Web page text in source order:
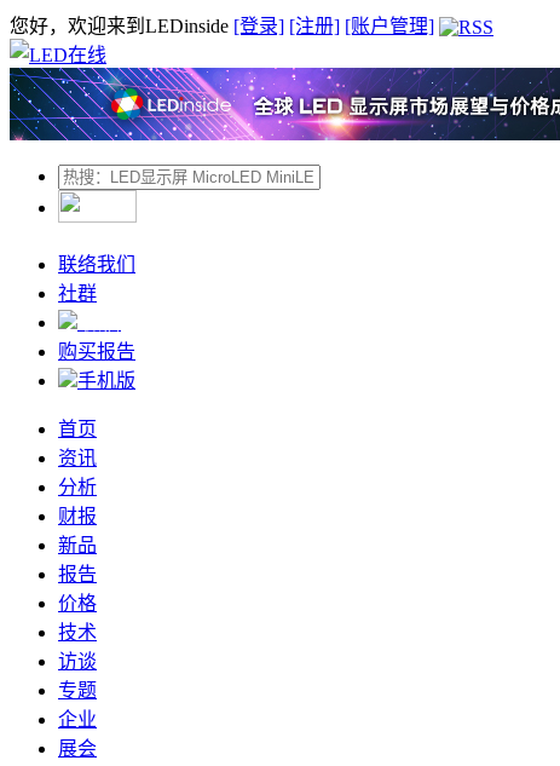
您好，欢迎来到LEDinside [登录] [注册] [账户管理]
联络我们
社群
购买报告
手机版
首页
资讯
分析
财报
新品
报告
价格
技术
访谈
专题
企业
展会